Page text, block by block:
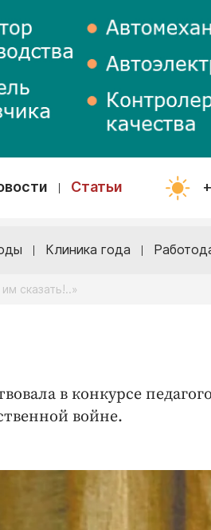
Статьи
Клиника года
сказать!..»
в конкурсе
войне.